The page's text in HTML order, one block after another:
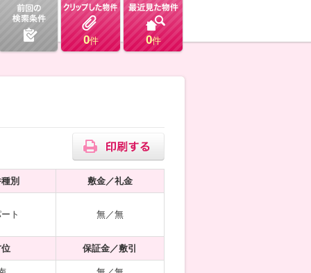
0件 0件
別 敷金／礼金
ト 無／無
保証金／敷引